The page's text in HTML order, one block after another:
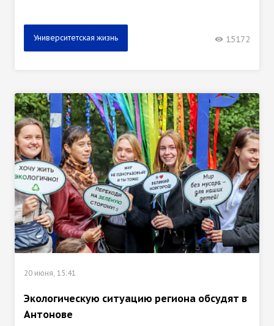
Университетская жизнь 15172
20 июня, 15:41
Экологическую ситуацию региона обсудят в
Антонове